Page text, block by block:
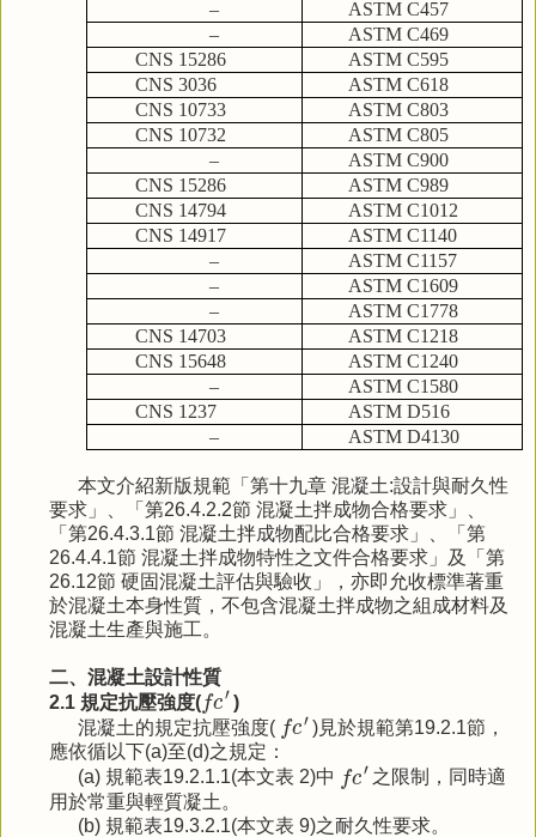
–
ASTM C457
–
ASTM C469
CNS 15286
ASTM C595
CNS 3036
ASTM C618
CNS 10733
ASTM C803
CNS 10732
ASTM C805
–
ASTM C900
CNS 15286
ASTM C989
CNS 14794
ASTM C1012
CNS 14917
ASTM C1140
–
ASTM C1157
–
ASTM C1609
–
ASTM C1778
CNS 14703
ASTM C1218
CNS 15648
ASTM C1240
–
ASTM C1580
CNS 1237
ASTM D516
–
ASTM D4130
本文介紹新版規範「第十九章 混凝土:設計與耐久性
要求」、「第26.4.2.2節 混凝土拌成物合格要求」、
「第26.4.3.1節 混凝土拌成物配比合格要求」、「第
26.4.4.1節 混凝土拌成物特性之文件合格要求」及「第
26.12節 硬固混凝土評估與驗收」，亦即允收標準著重
於混凝土本身性質，不包含混凝土拌成物之組成材料及
混凝土生產與施工。
二、混凝土設計性質
2.1 規定抗壓強度(fc′
fc′
)
混凝土的規定抗壓強度( fc′
c
)見於規範第19.2.1節，
應依循以下(a)至(d)之規定：
(a) 規範表19.2.1.1(本文表 2)中 fc′
c
之限制，同時適
用於常重與輕質凝土。
(b) 規範表19.3.2.1(本文表 9)之耐久性要求。